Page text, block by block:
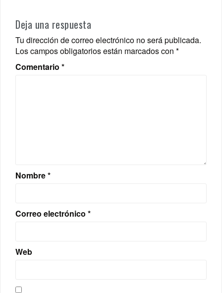
Deja una respuesta
Tu dirección de correo electrónico no será publicada.
Los campos obligatorios están marcados con *
Comentario *
Nombre*
Correo electrónico *
Web